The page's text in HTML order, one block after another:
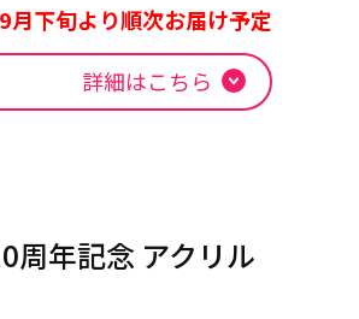
月下旬より順次お届け予定
詳細はこちら
周年記念 アクリル